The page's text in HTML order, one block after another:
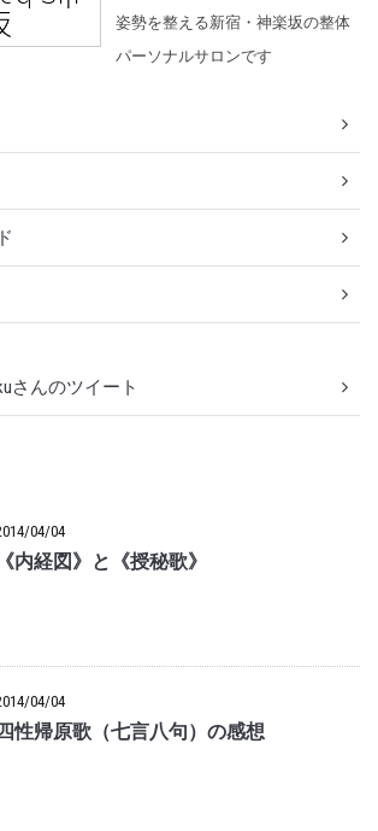
姿勢を整える新宿・神楽坂の整体
パーソナルサロンです
さんのツイート
04/04
《内経図》と《授秘歌》
04/04
四性帰原歌（七言八句）の感想